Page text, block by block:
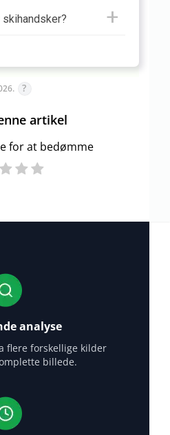
artikel
for at bedømme
analyse
flere forskellige kilder
billede.